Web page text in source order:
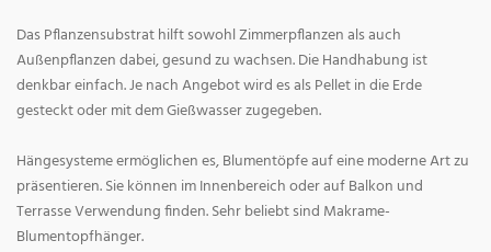
Das Pflanzensubstrat hilft sowohl Zimmerpflanzen als auch
Außenpflanzen dabei, gesund zu wachsen. Die Handhabung ist
denkbar einfach. Je nach Angebot wird es als Pellet in die Erde
gesteckt oder mit dem Gießwasser zugegeben.
Hängesysteme ermöglichen es, Blumentöpfe auf eine moderne Art zu
präsentieren. Sie können im Innenbereich oder auf Balkon und
Terrasse Verwendung finden. Sehr beliebt sind Makrame-
Blumentopfhänger.